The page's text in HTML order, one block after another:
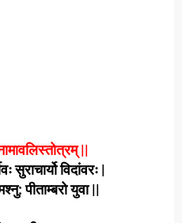
||
सुराचार्यो विदांवरः |
पीताम्बरो युवा ||